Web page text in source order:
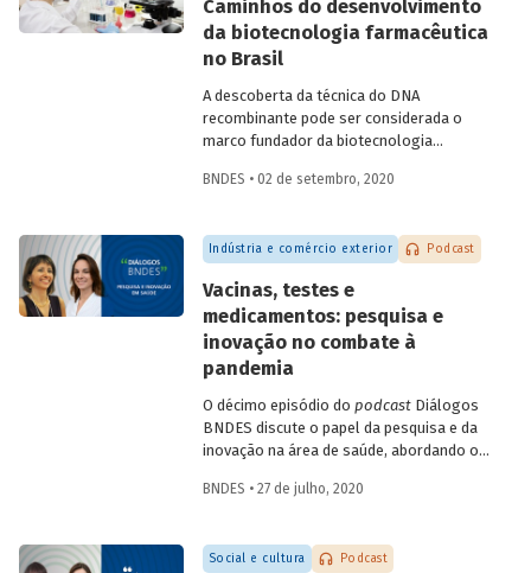
modalidades de desestatização, os
modelos de regulação e contrato, o
processo de estruturação de projetos e
investimentos e parcerias com o setor
privado.
Caminhos do desenvolvimento
da biotecnologia farmacêutica
no Brasil
A descoberta da técnica do DNA
recombinante pode ser considerada o
marco fundador da biotecnologia
capazes de produzir novas proteínas ou
larga escala. Na área de saúde, a
biotecnologia avançou em atividades
medicamentos e vacinas, de reagentes
para diagnóstico e de materiais médicos
e odontológicos, assim como em novos
campos como a terapia celular e a terapia
de incorporação da biotecnologia pelo
setor farmacêutico no Brasil.
BNDES • 02 de setembro, 2020
Indústria e comércio exterior Podcast
Vacinas, testes e
medicamentos: pesquisa e
inovação no combate à
pandemia
O décimo episódio do podcastDiálogos
BNDES discute o papel da pesquisa e da
inovação na área de saúde, abordando os
Covid-19. Na conversa, a gerente setorial
e de Serviços de Saúde do BNDES, Carla
Reis, e a professora da Coppe-UFRJ e
BNDES • 27 de julho, 2020
Social e cultura Podcast